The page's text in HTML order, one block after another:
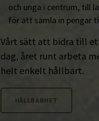
och unga i centrum, till
för att samla in pengar
Vårt sätt att bidra till
dag, året runt arbeta
helt enkelt hållbart.
HÅLLBARHET